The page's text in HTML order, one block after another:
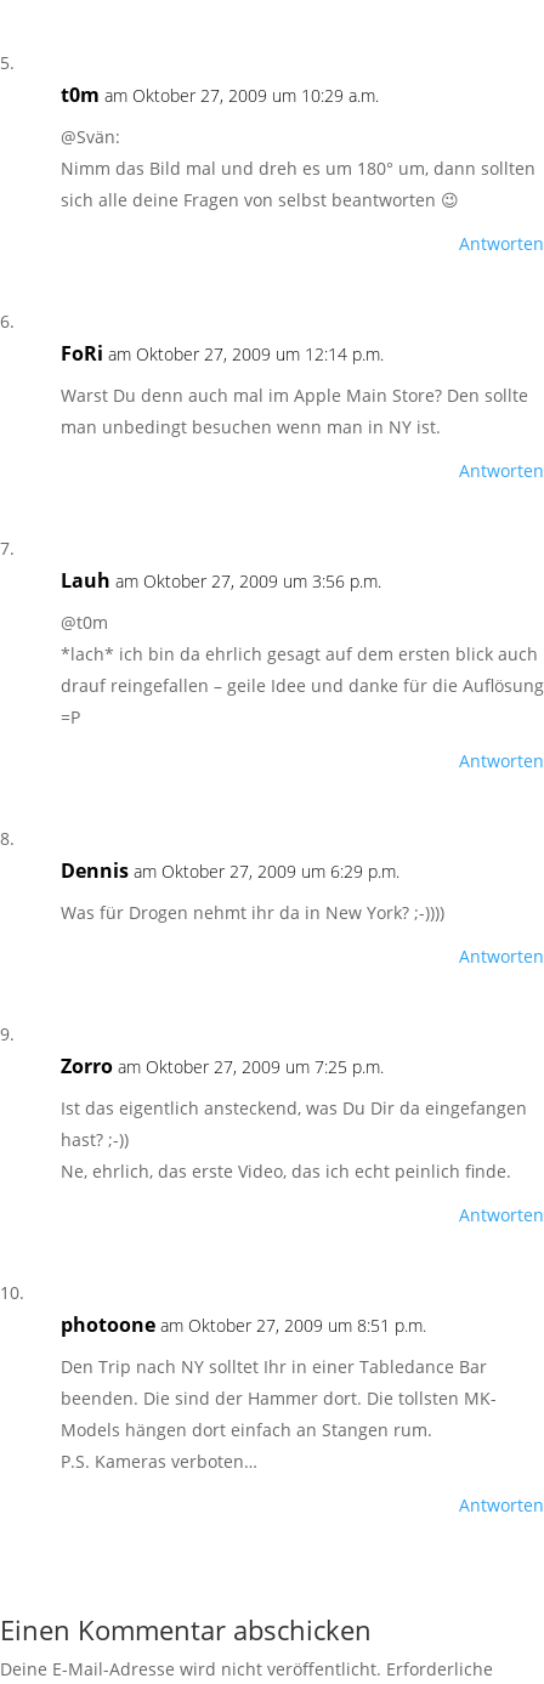
t0m am Oktober 27, 2009 um 10:29 a.m.
@Svän:
Nimm das Bild mal und dreh es um 180° um, dann sollten
sich alle deine Fragen von selbst beantworten 😉
Antworten
FoRi am Oktober 27, 2009 um 12:14 p.m.
Warst Du denn auch mal im Apple Main Store? Den sollte
man unbedingt besuchen wenn man in NY ist.
Antworten
Lauh am Oktober 27, 2009 um 3:56 p.m.
@t0m
*lach* ich bin da ehrlich gesagt auf dem ersten blick auch
drauf reingefallen – geile Idee und danke für die Auflösung
=P
Antworten
Dennis am Oktober 27, 2009 um 6:29 p.m.
Was für Drogen nehmt ihr da in New York? ;-))))
Antworten
Zorro am Oktober 27, 2009 um 7:25 p.m.
Ist das eigentlich ansteckend, was Du Dir da eingefangen
hast? ;-))
Ne, ehrlich, das erste Video, das ich echt peinlich finde.
Antworten
photoone am Oktober 27, 2009 um 8:51 p.m.
Den Trip nach NY solltet Ihr in einer Tabledance Bar
beenden. Die sind der Hammer dort. Die tollsten MK-
Models hängen dort einfach an Stangen rum.
P.S. Kameras verboten…
Antworten
Einen Kommentar abschicken
Deine E-Mail-Adresse wird nicht veröffentlicht. Erforderliche